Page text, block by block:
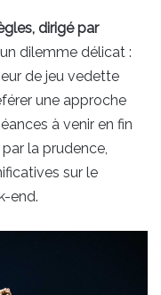
dirigé par
dilemme délicat :
de jeu vedette
une approche
à venir en fin
la prudence,
sur le
end.